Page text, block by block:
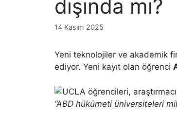
dışında mı?
14 Kasım 2025
Yeni teknolojiler ve akademik
ediyor. Yeni kayıt olan öğrenci
“ABD hükümeti üniversiteleri